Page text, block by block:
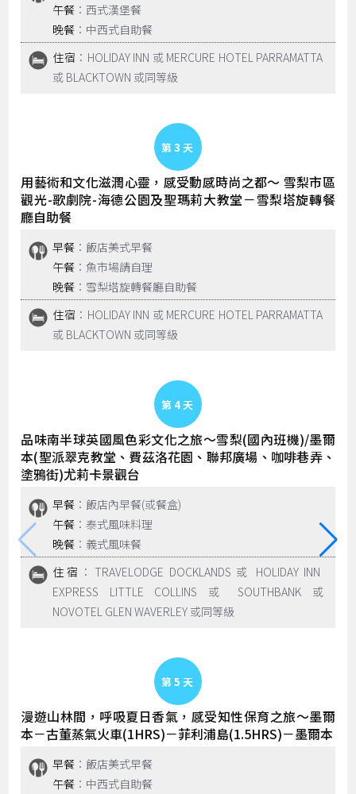
午餐 ：西式漢堡餐
晚餐 ：中西式自助餐
住宿 ：HOLIDAY INN 或 MERCURE HOTEL PARRAMATTA
或 BLACKTOWN 或同等級
Day 3
用藝術和文化滋潤心靈，感受動感時尚之都～ 雪梨市區
觀光-歌劇院-海德公園及聖瑪莉大教堂－雪梨塔旋轉餐
廳自助餐
早餐 ：飯店美式早餐
午餐 ：魚市場請自理
晚餐 ：雪梨塔旋轉餐廳自助餐
住宿 ：HOLIDAY INN 或 MERCURE HOTEL PARRAMATTA
或 BLACKTOWN 或同等級
Day 4
品味南半球英國風色彩文化之旅～雪梨(國內班機)/墨爾
本(聖派翠克教堂、費茲洛花園、聯邦廣場、咖啡巷弄、
塗鴉街)尤莉卡景觀台
早餐 ：飯店內早餐(或餐盒)
午餐 ：泰式風味料理
晚餐 ：義式風味餐
住宿 ：TRAVELODGE DOCKLANDS 或 HOLIDAY INN
EXPRESS LITTLE COLLINS 或 SOUTHBANK 或
NOVOTEL GLEN WAVERLEY 或同等級
Day 5
漫遊山林間，呼吸夏日香氣，感受知性保育之旅～墨爾
本－古董蒸氣火車(1HRS)－菲利浦島(1.5HRS)－墨爾本
早餐 ：飯店美式早餐
午餐 ：中西式自助餐